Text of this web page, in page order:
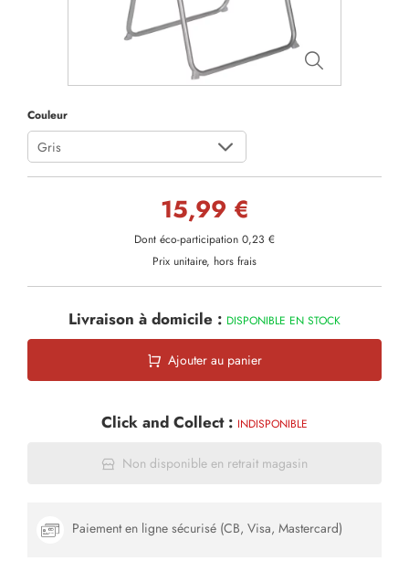
Couleur
Gris
15,99 €
Dont éco-participation 0,23 €
Prix unitaire, hors frais
Livraison à domicile : DISPONIBLE EN STOCK
Ajouter au panier
Click and Collect : INDISPONIBLE
Non disponible en retrait magasin
Paiement en ligne sécurisé (CB, Visa, Mastercard)